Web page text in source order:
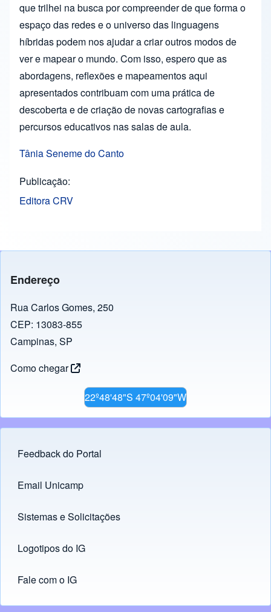
que trilhei na busca por compreender de que forma o
espaço das redes e o universo das linguagens
híbridas podem nos ajudar a criar outros modos de
ver e mapear o mundo. Com isso, espero que as
abordagens, reflexões e mapeamentos aqui
apresentados contribuam com uma prática de
descoberta e de criação de novas cartografias e
percursos educativos nas salas de aula.
Tânia Seneme do Canto
Publicação
Editora CRV
Endereço
Rua Carlos Gomes, 250
CEP: 13083-855
Campinas, SP
Como chegar
22º48'48"S 47º04'09"W
Footer menu
Feedback do Portal
Links
Email Unicamp
(opens in new tab)
Sistemas e Solicitações
(opens in new tab)
Logotipos do IG
(opens in new tab)
Fale com o IG